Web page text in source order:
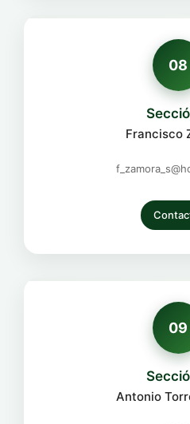
08
Francisco
09
Antonio